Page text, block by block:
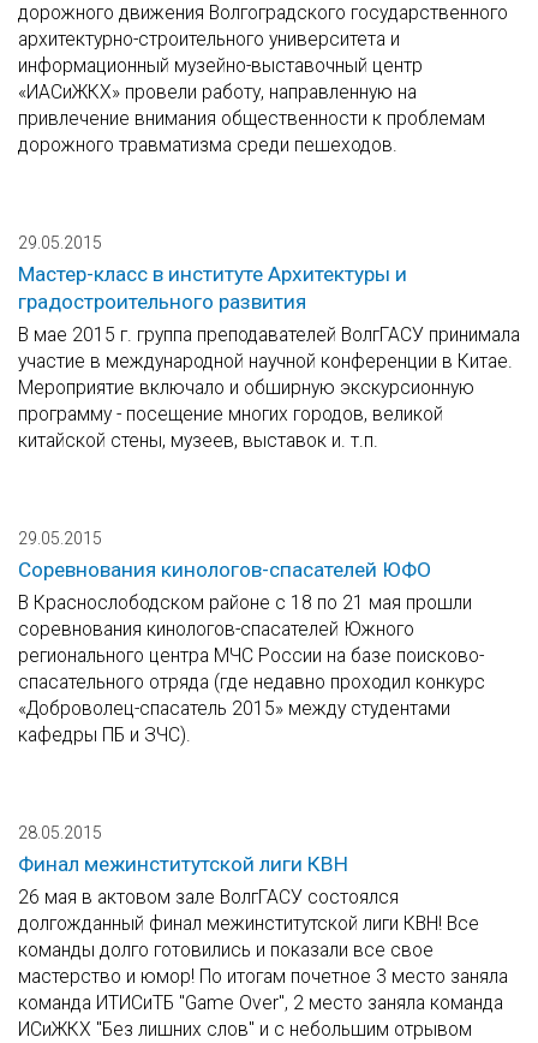
дорожного движения Волгоградского государственного
архитектурно-строительного университета и
информационный музейно-выставочный центр
«ИАСиЖКХ» провели работу, направленную на
привлечение внимания общественности к проблемам
дорожного травматизма среди пешеходов.
29.05.2015
Мастер-класс в институте Архитектуры и
градостроительного развития
В мае 2015 г. группа преподавателей ВолгГАСУ принимала
участие в международной научной конференции в Китае.
Мероприятие включало и обширную экскурсионную
программу - посещение многих городов, великой
китайской стены, музеев, выставок и. т.п.
29.05.2015
Соревнования кинологов-спасателей ЮФО
В Краснослободском районе с 18 по 21 мая прошли
соревнования кинологов-спасателей Южного
регионального центра МЧС России на базе поисково-
спасательного отряда (где недавно проходил конкурс
«Доброволец-спасатель 2015» между студентами
кафедры ПБ и ЗЧС).
28.05.2015
Финал межинститутской лиги КВН
26 мая в актовом зале ВолгГАСУ состоялся
долгожданный финал межинститутской лиги КВН! Все
команды долго готовились и показали все свое
мастерство и юмор! По итогам почетное 3 место заняла
команда ИТИСиТБ "Game Over", 2 место заняла команда
ИСиЖКХ "Без лишних слов" и с небольшим отрывом